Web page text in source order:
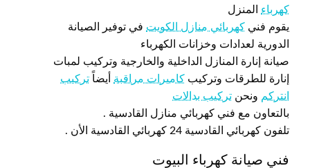
كهرباء المنزل
يقوم فني كهربائي منازل الكويت في توفير الصيانة
الدورية لعدادات وخزانات الكهرباء
صيانة إنارة المنازل الداخلية والخارجية وتركيب لمبات
إنارة للطرقات وتركيب كاميرات مراقبة أيضاً تركيب
انتركم ونحن تركيب بدالات
بالتعاون مع فني كهربائي منازل القادسية .
تلفون كهربائي القادسية 24 كهربائي القادسية الأن .
فني صيانة كهرباء البيوت